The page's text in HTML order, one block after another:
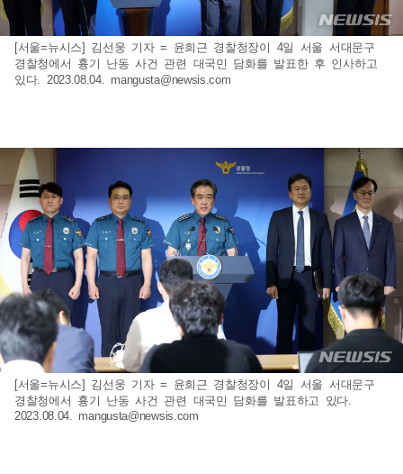
[서울=뉴시스] 김선웅 기자 = 윤희근 경찰청장이 4일 서울 서대문구
경찰청에서 흉기 난동 사건 관련 대국민 담화를 발표한 후 인사하고
있다. 2023.08.04. mangusta@newsis.com
[서울=뉴시스] 김선웅 기자 = 윤희근 경찰청장이 4일 서울 서대문구
경찰청에서 흉기 난동 사건 관련 대국민 담화를 발표하고 있다.
2023.08.04. mangusta@newsis.com